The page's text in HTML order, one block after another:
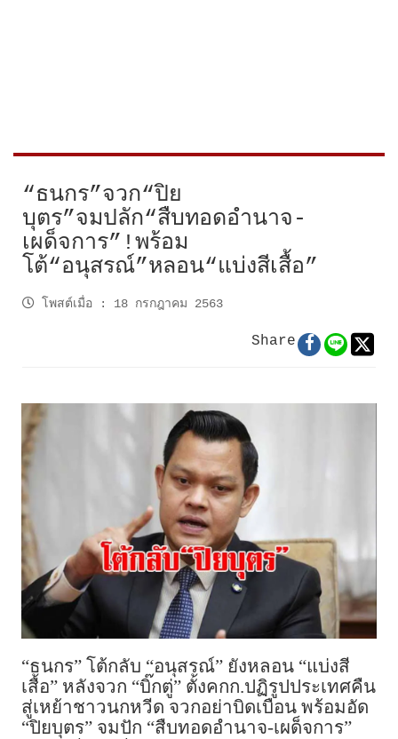
“ธนกร”จวก“ปิย
บุตร”จมปลัก“สืบทอดอำนาจ-
เผด็จการ”!พร้อม
โต้“อนุสรณ์”หลอน“แบ่งสีเสื้อ”
โพสต์เมื่อ : 18 กรกฎาคม 2563
Share
“ธนกร” โต้กลับ “อนุสรณ์” ยังหลอน “แบ่งสี
เสื้อ” หลังจวก “บิ๊กตู่” ตั้งคกก.ปฏิรูปประเทศคืน
สู่เหย้าชาวนกหวีด จวกอย่าบิดเบือน พร้อมอัด
“ปิยบุตร” จมปัก “สืบทอดอำนาจ-เผด็จการ”